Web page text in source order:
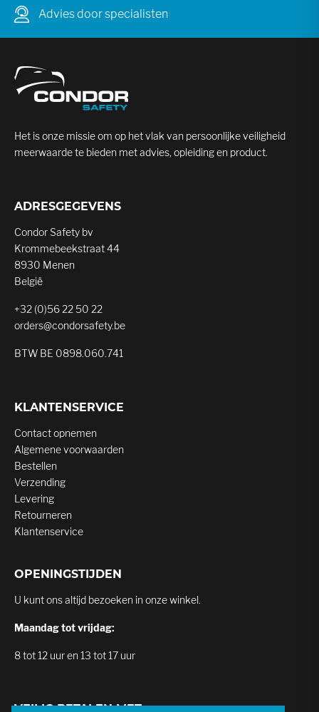
Advies door specialisten
Het is onze missie om op het vlak van persoonlijke veiligheid
meerwaarde te bieden met advies, opleiding en product.
ADRESGEGEVENS
Condor Safety bv
Krommebeekstraat 44
8930 Menen
België
+32 (0)56 22 50 22
orders@condorsafety.be
BTW BE 0898.060.741
KLANTENSERVICE
Contact opnemen
Algemene voorwaarden
Bestellen
Verzending
Levering
Retourneren
Klantenservice
OPENINGSTIJDEN
U kunt ons altijd bezoeken in onze winkel.
Maandag tot vrijdag:
8 tot 12 uur en 13 tot 17 uur
VEILIG BETALEN MET